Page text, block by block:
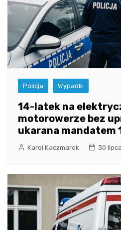
Policja Wypadki
14-latek na
motorowerze bez
ukarana mandatem
Karol Kaczmarek 30